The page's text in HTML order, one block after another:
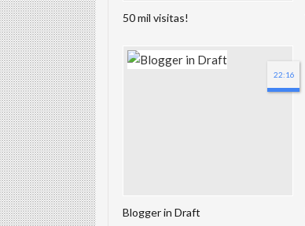
50 mil visitas!
Blogger in Draft
22:16